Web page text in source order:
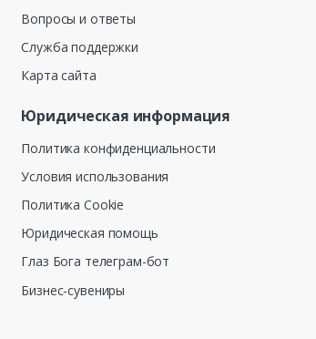
Вопросы и ответы
Служба поддержки
Карта сайта
Юридическая информация
Политика конфиденциальности
Условия использования
Политика Cookie
Юридическая помощь
Глаз Бога телеграм-бот
Бизнес-сувениры